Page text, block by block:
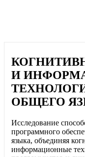
И
ОБЩЕГО
Исследование
программного
языка, объединяя
информационные